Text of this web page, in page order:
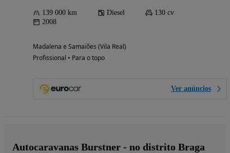
139 000 km Diesel
130 cv
2008
Madalena e Samaiões (Vila Real)
Profissional • Para o topo
Ver anúncios
Autocaravanas Burstner - no distrito Braga